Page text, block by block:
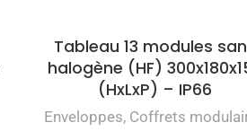
Tableau 13 modules
halogène (HF)
(HxLxP) – IP66
Enveloppes, Coffrets